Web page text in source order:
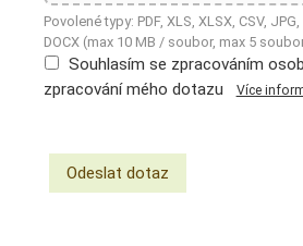
Povolené typy: PDF, XLS, XLSX, CSV,
DOCX (max 10 MB / soubor, max 5
Souhlasím se zpracováním
zpracování mého dotazu
Více